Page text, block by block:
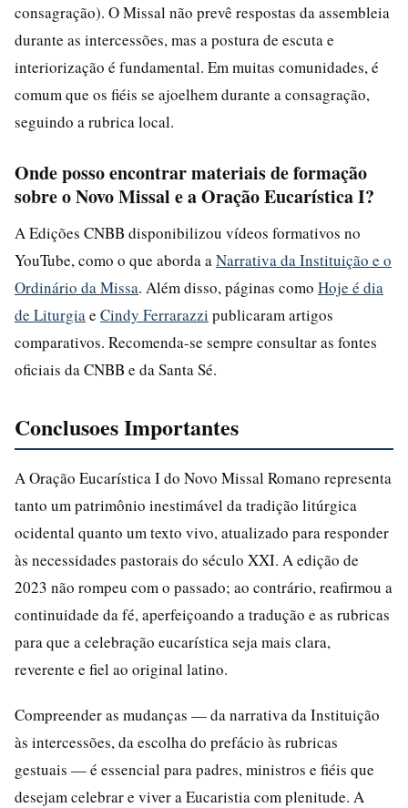
consagração). O Missal não prevê respostas da assembleia
durante as intercessões, mas a postura de escuta e
interiorização é fundamental. Em muitas comunidades, é
comum que os fiéis se ajoelhem durante a consagração,
seguindo a rubrica local.
Onde posso encontrar materiais de formação
sobre o Novo Missal e a Oração Eucarística I?
A Edições CNBB disponibilizou vídeos formativos no
YouTube, como o que aborda a Narrativa da Instituição e o
Ordinário da Missa. Além disso, páginas como Hoje é dia
de Liturgia e Cindy Ferrarazzi publicaram artigos
comparativos. Recomenda-se sempre consultar as fontes
oficiais da CNBB e da Santa Sé.
Conclusoes Importantes
A Oração Eucarística I do Novo Missal Romano representa
tanto um patrimônio inestimável da tradição litúrgica
ocidental quanto um texto vivo, atualizado para responder
às necessidades pastorais do século XXI. A edição de
2023 não rompeu com o passado; ao contrário, reafirmou a
continuidade da fé, aperfeiçoando a tradução e as rubricas
para que a celebração eucarística seja mais clara,
reverente e fiel ao original latino.
Compreender as mudanças — da narrativa da Instituição
às intercessões, da escolha do prefácio às rubricas
gestuais — é essencial para padres, ministros e fiéis que
desejam celebrar e viver a Eucaristia com plenitude. A